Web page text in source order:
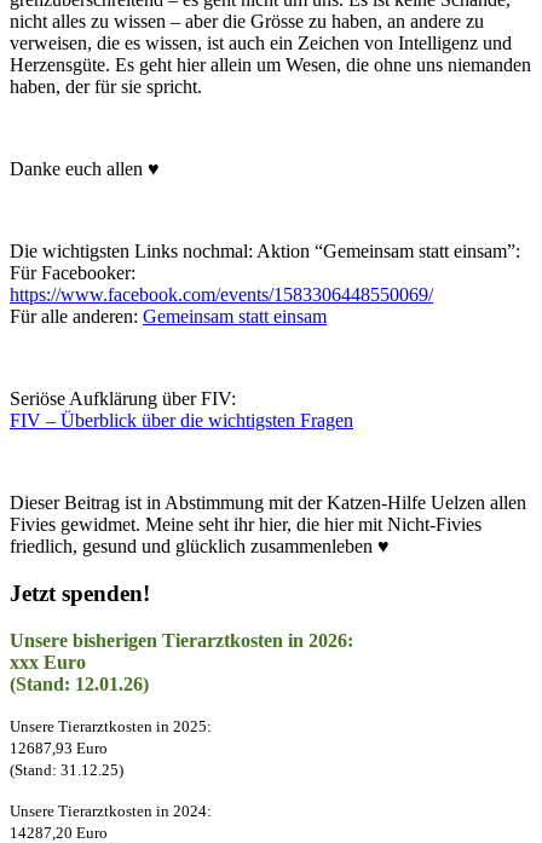
nicht alles zu wissen – aber die Grösse zu haben, an andere zu
verweisen, die es wissen, ist auch ein Zeichen von Intelligenz und
Herzensgüte. Es geht hier allein um Wesen, die ohne uns niemanden
haben, der für sie spricht.
Danke euch allen ♥
Die wichtigsten Links nochmal: Aktion “Gemeinsam statt einsam”:
Für Facebooker:
https://www.facebook.com/events/1583306448550069/
Für alle anderen: Gemeinsam statt einsam
Seriöse Aufklärung über FIV:
FIV – Überblick über die wichtigsten Fragen
Dieser Beitrag ist in Abstimmung mit der Katzen-Hilfe Uelzen allen
Fivies gewidmet. Meine seht ihr hier, die hier mit Nicht-Fivies
friedlich, gesund und glücklich zusammenleben ♥
Jetzt spenden!
Unsere bisherigen Tierarztkosten in 2026:
xxx Euro
(Stand: 12.01.26)
Unsere Tierarztkosten in 2025:
12687,93 Euro
(Stand: 31.12.25)
Unsere Tierarztkosten in 2024:
14287,20 Euro